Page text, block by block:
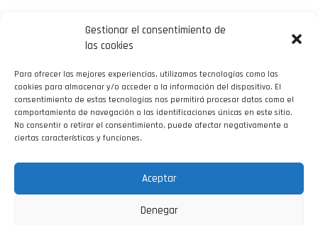
Gestionar el consentimiento de
las cookies
Para ofrecer las mejores experiencias, utilizamos tecnologías como las
cookies para almacenar y/o acceder a la información del dispositivo. El
consentimiento de estas tecnologías nos permitirá procesar datos como el
comportamiento de navegación o las identificaciones únicas en este sitio.
No consentir o retirar el consentimiento, puede afectar negativamente a
ciertas características y funciones.
Aceptar
Denegar
LEGAL NOTICE
COOKIE POLICY
PRIVACY POLICY
DEVELOPED BY